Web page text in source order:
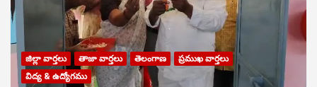
జిల్లా వార్తలు తాజా వార్తలు తెలంగాణ
ప్రముఖ వార్తలు
విద్య & ఉద్యోగము